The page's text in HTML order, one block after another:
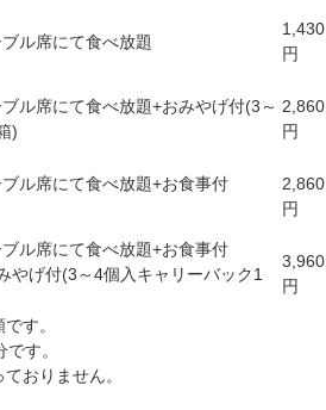
ル席にて食べ放題
1,430
円
ル席にて食べ放題+おみやげ付(3～
)
2,860
円
ル席にて食べ放題+お食事付
2,860
円
ル席にて食べ放題+お食事付
やげ付(3～4個入キャリーバック1
3,960
円
す。
す。
おりません。